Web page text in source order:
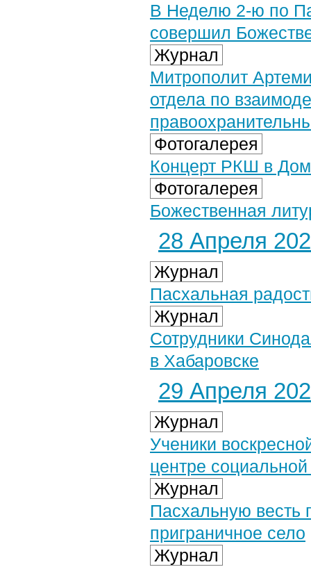
В Неделю 2-ю по
совершил
Журнал
Митрополит
отдела по
Фотогалерея
Концерт РКШ в
Фотогалерея
Божественная
28 Апреля
Журнал
Пасхальная
Журнал
Сотрудники
в Хабаровске
29 Апреля
Журнал
Ученики
центре
Журнал
Пасхальную весть
приграничное село
Журнал